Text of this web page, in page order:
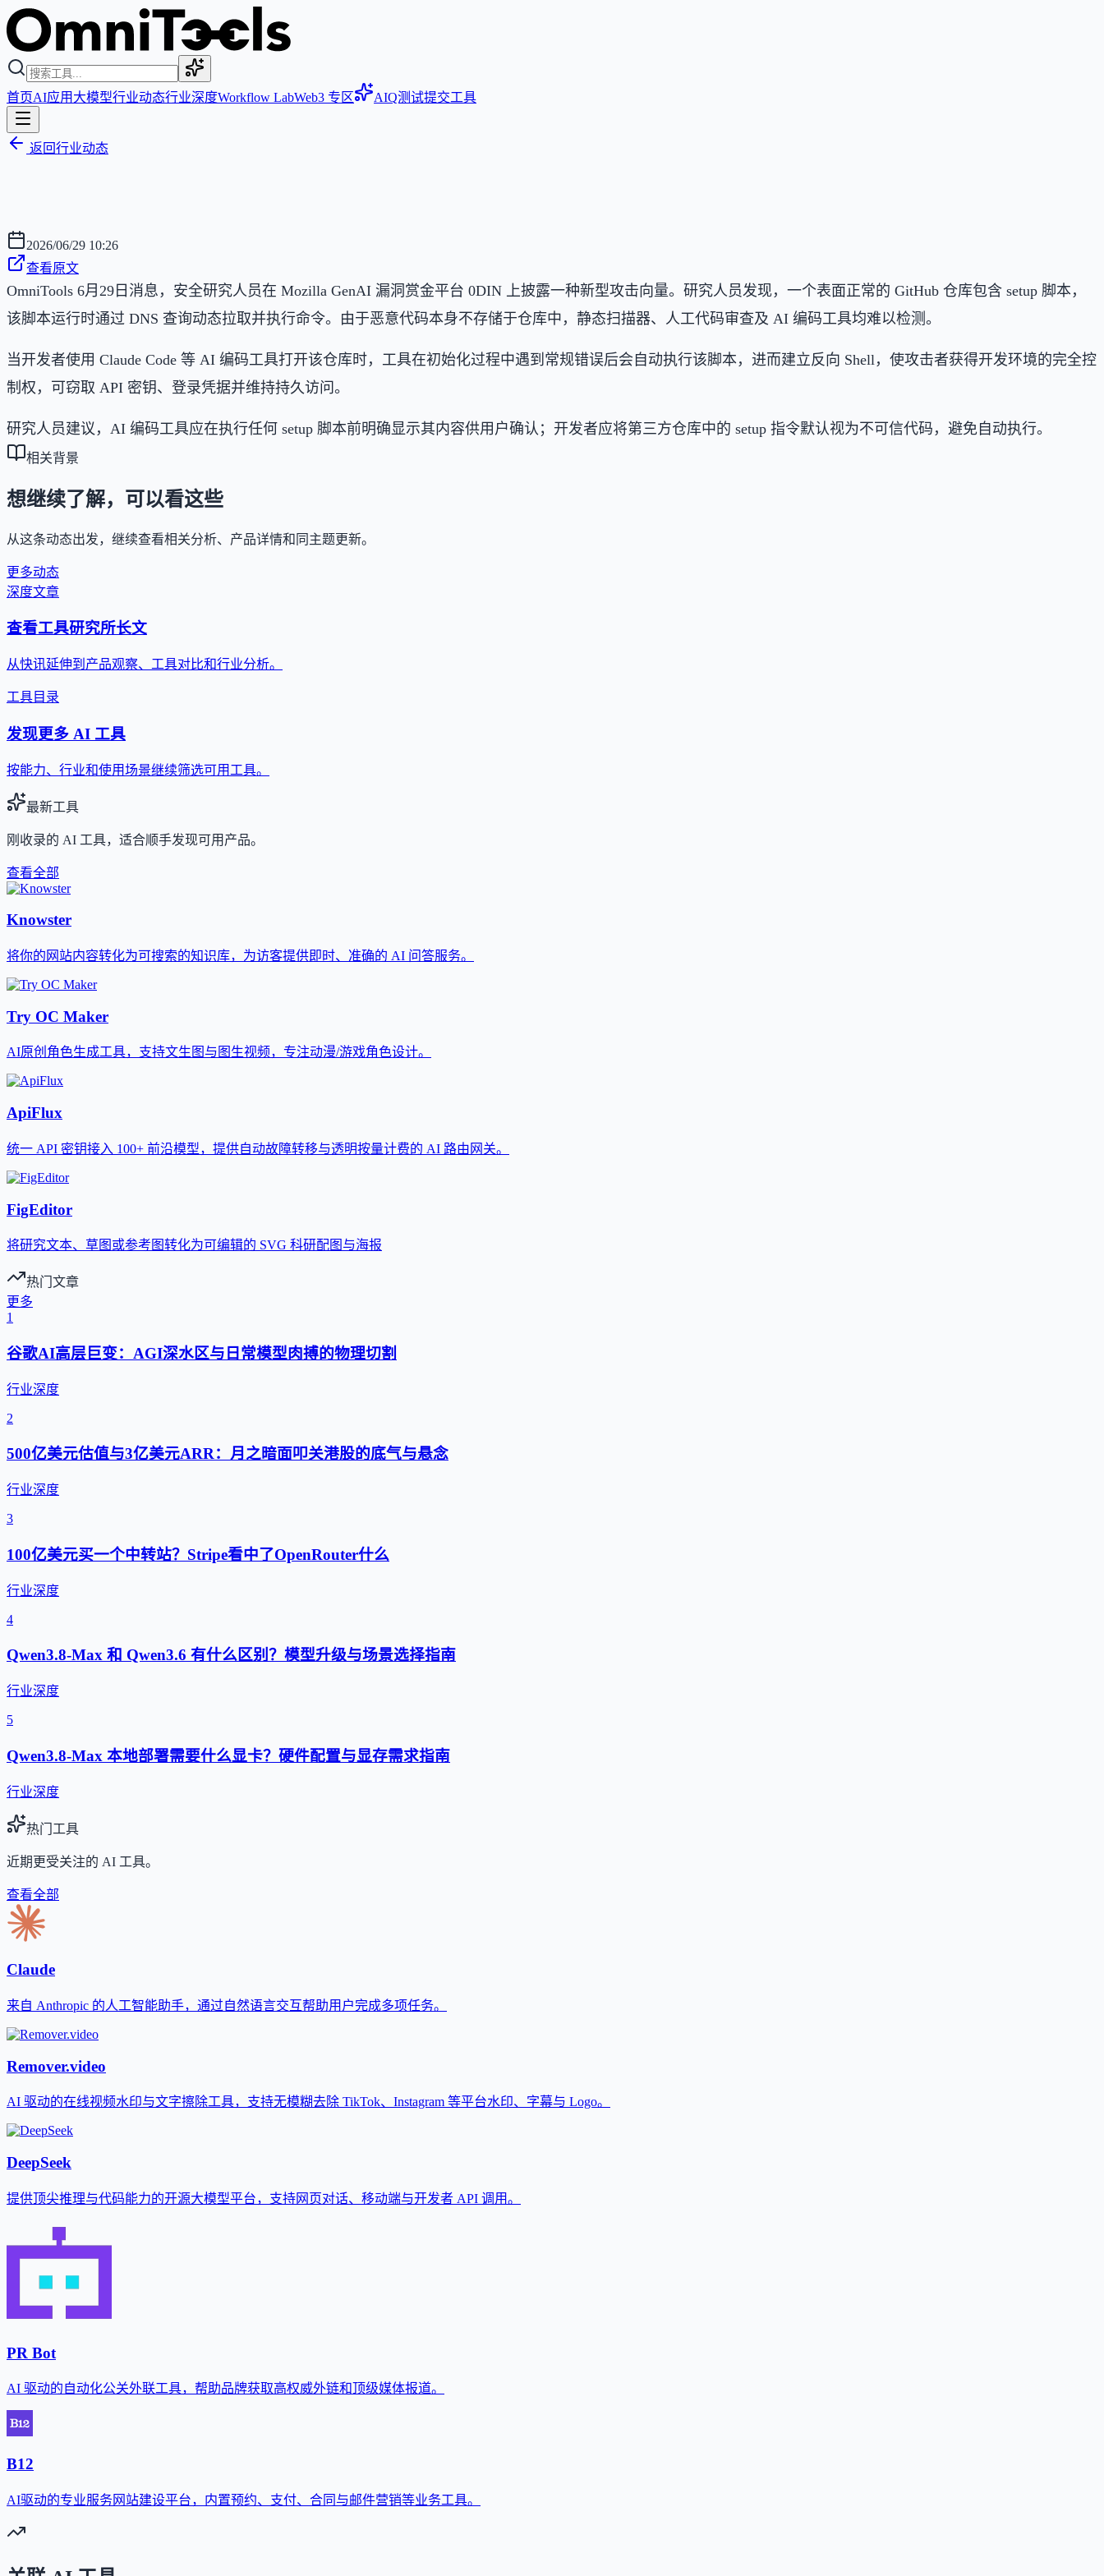
首页AI应用 大模型行业动态行业深度Workflow LabWeb3 专区 AIQ测试提交工具
返回行业动态
2026/06/29 10:26
查看原文
OmniTools 6月29日消息，安全研究人员在 Mozilla GenAI 漏洞赏金平台 0DIN 上披露一种新型攻击向量。研究人员发现，一个表面正常的 GitHub 仓库包含 setup 脚本，
该脚本运行时通过 DNS 查询动态拉取并执行命令。由于恶意代码本身不存储于仓库中，静态扫描器、人工代码审查及 AI 编码工具均难以检测。
当开发者使用 Claude Code 等 AI 编码工具打开该仓库时，工具在初始化过程中遇到常规错误后会自动执行该脚本，进而建立反向 Shell，使攻击者获得开发环境的完全控
制权，可窃取 API 密钥、登录凭据并维持持久访问。
研究人员建议，AI 编码工具应在执行任何 setup 脚本前明确显示其内容供用户确认；开发者应将第三方仓库中的 setup 指令默认视为不可信代码，避免自动执行。
相关背景
想继续了解，可以看这些
从这条动态出发，继续查看相关分析、产品详情和同主题更新。
更多动态
深度文章
查看工具研究所长文
从快讯延伸到产品观察、工具对比和行业分析。
工具目录
发现更多 AI 工具
按能力、行业和使用场景继续筛选可用工具。
最新工具
刚收录的 AI 工具，适合顺手发现可用产品。
查看全部
Knowster
将你的网站内容转化为可搜索的知识库，为访客提供即时、准确的 AI 问答服务。
Try OC Maker
AI原创角色生成工具，支持文生图与图生视频，专注动漫/游戏角色设计。
ApiFlux
统一 API 密钥接入 100+ 前沿模型，提供自动故障转移与透明按量计费的 AI 路由网关。
FigEditor
将研究文本、草图或参考图转化为可编辑的 SVG 科研配图与海报
热门文章
更多
1
谷歌AI高层巨变：AGI深水区与日常模型肉搏的物理切割
行业深度
2
500亿美元估值与3亿美元ARR：月之暗面叩关港股的底气与悬念
行业深度
3
100亿美元买一个中转站？Stripe看中了OpenRouter什么
行业深度
4
Qwen3.8-Max 和 Qwen3.6 有什么区别？模型升级与场景选择指南
行业深度
5
Qwen3.8-Max 本地部署需要什么显卡？硬件配置与显存需求指南
行业深度
热门工具
近期更受关注的 AI 工具。
查看全部
Claude
来自 Anthropic 的人工智能助手，通过自然语言交互帮助用户完成多项任务。
Remover.video
AI 驱动的在线视频水印与文字擦除工具，支持无模糊去除 TikTok、Instagram 等平台水印、字幕与 Logo。
DeepSeek
提供顶尖推理与代码能力的开源大模型平台，支持网页对话、移动端与开发者 API 调用。
PR Bot
AI 驱动的自动化公关外联工具，帮助品牌获取高权威外链和顶级媒体报道。
B12
AI驱动的专业服务网站建设平台，内置预约、支付、合同与邮件营销等业务工具。